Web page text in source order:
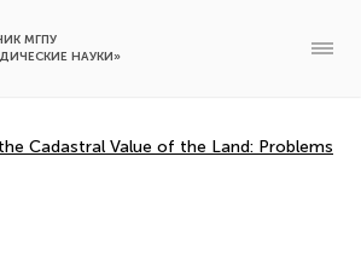
МГПУ
НАУКИ»
Cadastral Value of the Land: Problems